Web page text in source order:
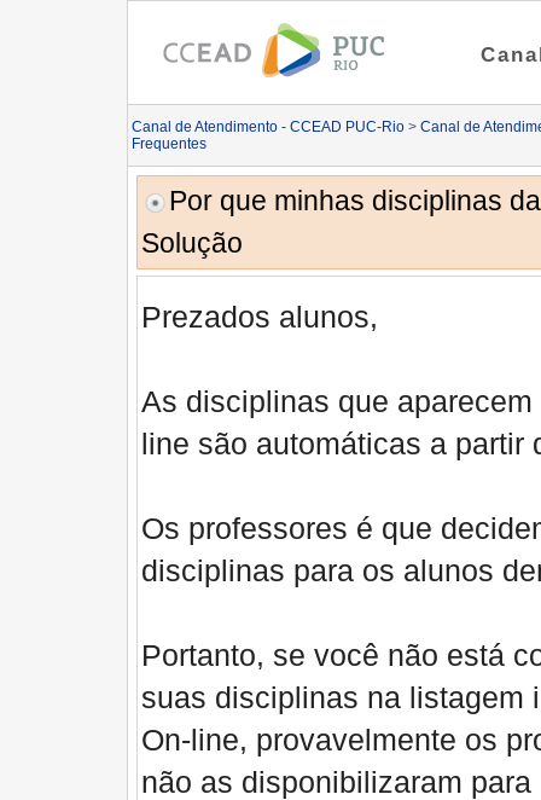
Canal de Atendimento - CCEAD PUC-Rio > Canal de
Frequentes
Por que minhas disciplinas
Solução
Prezados alunos,
As disciplinas que
line são automáticas a partir
Os professores é que
disciplinas para os alunos
Portanto, se você não está
suas disciplinas na listagem
On-line, provavelmente os
não as disponibilizaram para